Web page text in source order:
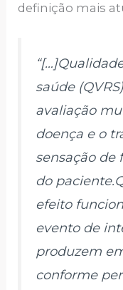
definição mais
saúde
avaliação
doença e o
sensação de
do
efeito
evento de
produzem
conforme